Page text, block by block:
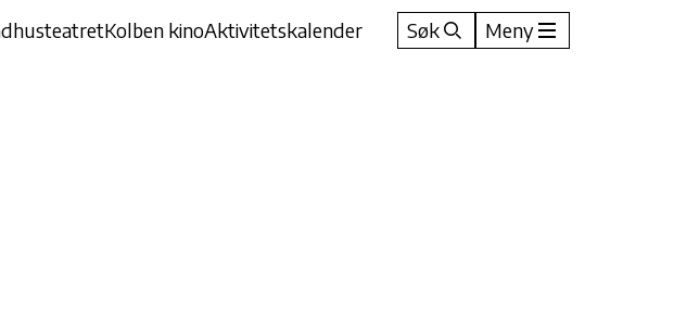
Kolben kinoAktivitetskalender Søk Meny